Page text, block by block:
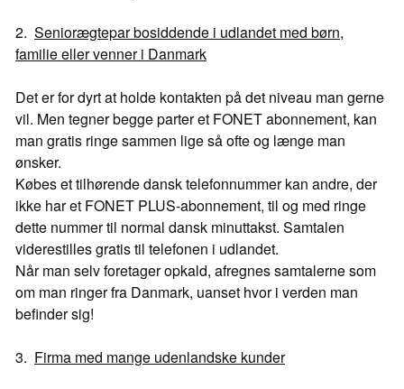
2. Seniorægtepar bosiddende i udlandet med børn,
familie eller venner i Danmark
Det er for dyrt at holde kontakten på det niveau man gerne
vil. Men tegner begge parter et FONET abonnement, kan
man gratis ringe sammen lige så ofte og længe man
ønsker.
Købes et tilhørende dansk telefonnummer kan andre, der
ikke har et FONET PLUS-abonnement, til og med ringe
dette nummer til normal dansk minuttakst. Samtalen
viderestilles gratis til telefonen i udlandet.
Når man selv foretager opkald, afregnes samtalerne som
om man ringer fra Danmark, uanset hvor i verden man
befinder sig!
3. Firma med mange udenlandske kunder